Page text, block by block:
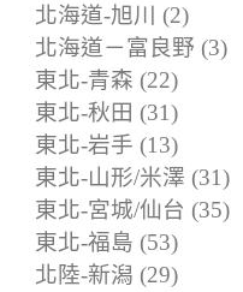
北海道-旭川 (2)
北海道－富良野 (3)
東北-青森 (22)
東北-秋田 (31)
東北-岩手 (13)
東北-山形/米澤 (31)
東北-宮城/仙台 (35)
東北-福島 (53)
北陸-新潟 (29)